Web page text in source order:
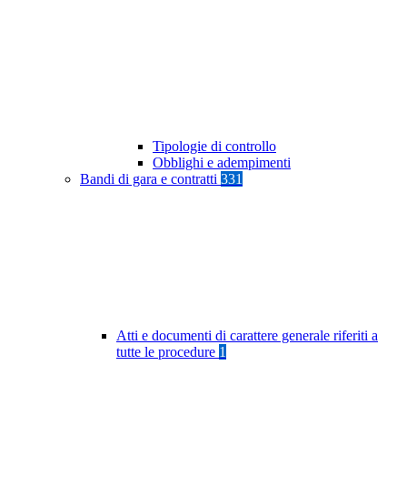
Tipologie di controllo
Obblighi e adempimenti
Bandi di gara e contratti 331
Atti e documenti di carattere generale riferiti a
tutte le procedure 1